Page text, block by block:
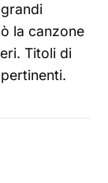
la canzone
Titoli di